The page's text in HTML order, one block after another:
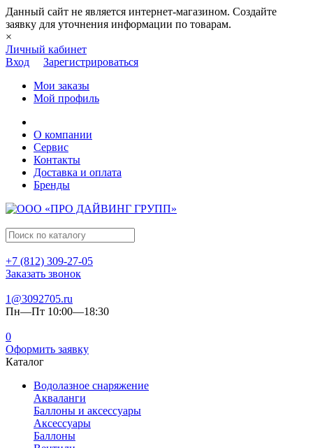
Данный сайт не является интернет-магазином. Создайте
заявку для уточнения информации по товарам.
×
Личный кабинет
Вход
Зарегистрироваться
Мои заказы
Мой профиль
О компании
Сервис
Контакты
Доставка и оплата
Бренды
+7 (812) 309-27-05
Заказать звонок
1@3092705.ru
Пн—Пт 10:00—18:30
0
Оформить заявку
Каталог
Водолазное снаряжение
Акваланги
Баллоны и аксессуары
Аксессуары
Баллоны